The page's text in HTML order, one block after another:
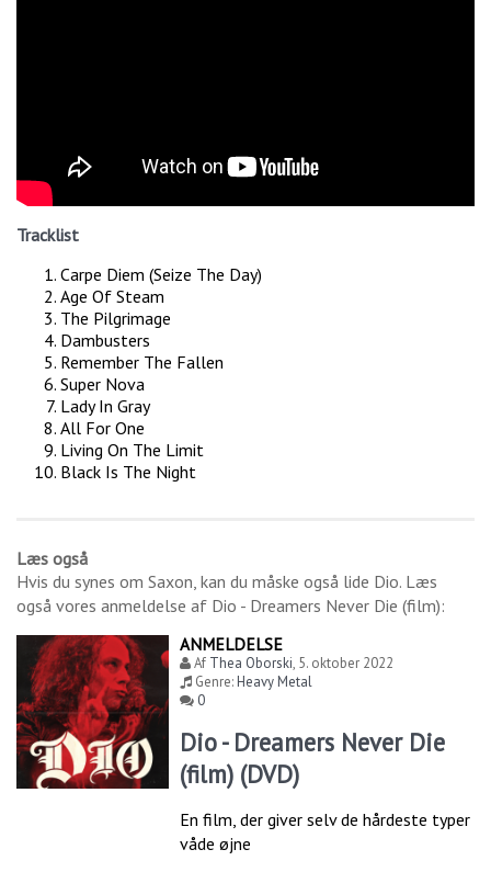
Tracklist
Carpe Diem (Seize The Day)
Age Of Steam
The Pilgrimage
Dambusters
Remember The Fallen
Super Nova
Lady In Gray
All For One
Living On The Limit
Black Is The Night
Læs også
Hvis du synes om Saxon, kan du måske også lide Dio. Læs
også vores anmeldelse af Dio - Dreamers Never Die (film):
ANMELDELSE
Af Thea Oborski, 5. oktober 2022
Genre:Heavy Metal
0
Dio - Dreamers Never Die
(film) (DVD)
En film, der giver selv de hårdeste typer
våde øjne